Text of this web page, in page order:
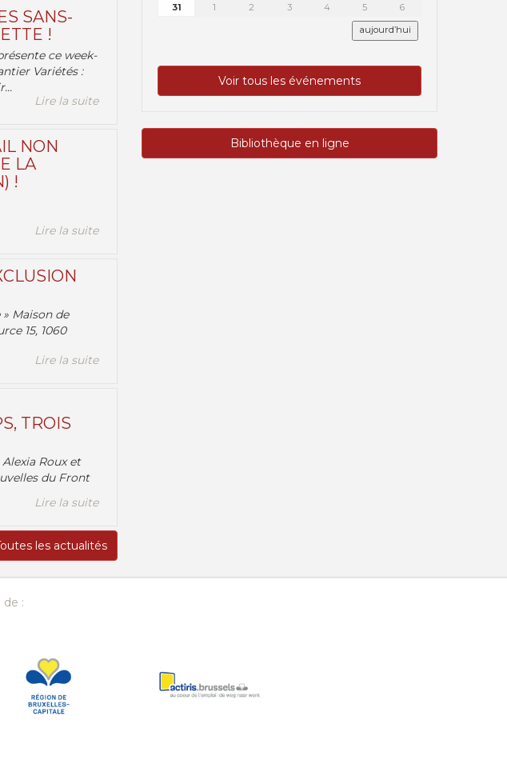
SANS-
!
ce week-
Variétés :
Lire la suite
NON
LA
!
Lire la suite
Maison de
15, 1060
Lire la suite
TROIS
Roux et
du Front
Lire la suite
les actualités
31
1 2 3 4 5 6
aujourd’hui
Voir tous les événements
Bibliothèque en ligne
: